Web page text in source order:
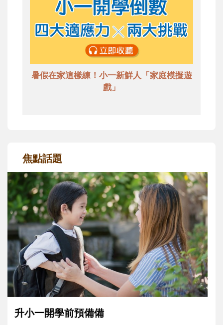
暑假在家這樣練！小一新鮮人「家庭模擬遊
戲」
焦點話題
和孩子一起長大的那個男人│讀懂父親的